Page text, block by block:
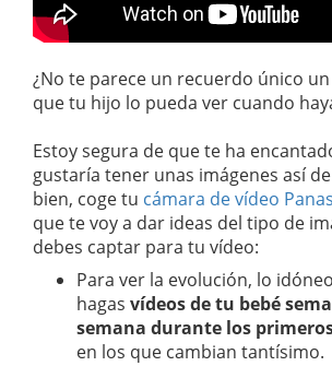
¿No te parece un recuerdo único
que tu hijo lo pueda ver cuando
Estoy segura de que te ha
gustaría tener unas imágenes así
bien, coge tu cámara de vídeo
que te voy a dar ideas del tipo de
debes captar para tu vídeo:
Para ver la evolución, lo
hagas vídeos de tu bebé
semana durante los
en los que cambian tantísimo.